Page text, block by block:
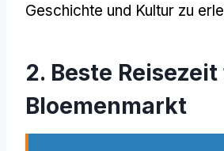
Geschichte und Kultur zu
2. Beste
Bloemenmarkt